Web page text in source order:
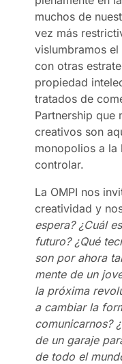
muchos de
vez más
vislumbramos
con otras
propiedad
tratados de
Partnership que
creativos son
monopolios a la
controlar.
La OMPI nos
creatividad y
espera? ¿Cuál
futuro? ¿Qué
son por ahora
mente de un
la próxima
a cambiar la
comunicarnos?
de un garaje
de todo el